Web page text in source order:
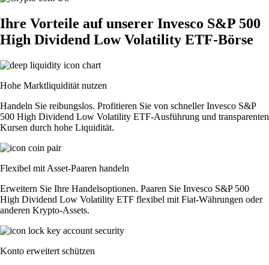
Ihre Vorteile auf unserer Invesco S&P 500
High Dividend Low Volatility ETF-Börse
Hohe Marktliquidität nutzen
Handeln Sie reibungslos. Profitieren Sie von schneller Invesco S&P
500 High Dividend Low Volatility ETF-Ausführung und transparenten
Kursen durch hohe Liquidität.
Flexibel mit Asset-Paaren handeln
Erweitern Sie Ihre Handelsoptionen. Paaren Sie Invesco S&P 500
High Dividend Low Volatility ETF flexibel mit Fiat-Währungen oder
anderen Krypto-Assets.
Konto erweitert schützen